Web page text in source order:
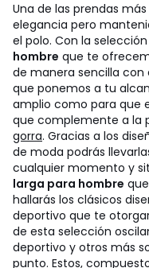
Una de las prendas
elegancia pero
el polo. Con la
hombre que te
de manera sencilla
que ponemos a tu
amplio como para que
que complemente a la
gorra. Gracias a los
de moda podrás
cualquier momento y
larga para hombre
hallarás los clásicos
deportivo que te
de esta selección
deportivo y otros más
punto. Estos,